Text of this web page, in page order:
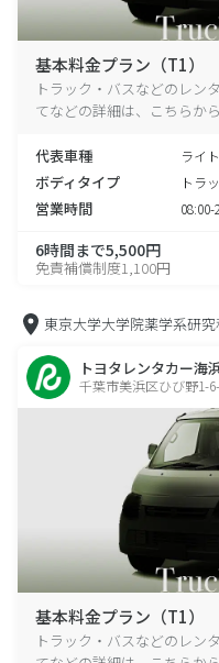
基本料金プラン（T1）
トラック・バスなどのレン
てなどの詳細は、こちらか
代表車種 ライ
ボディタイプ トラ
営業時間 08:00-
6時間まで5,500円
免責補償制度1,100円
東京大学大学院薬学系研
トヨタレンタカー海
千葉市美浜区ひび野1-
基本料金プラン（T1）
トラック・バスなどのレン